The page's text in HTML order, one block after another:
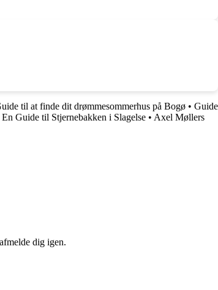
til at finde dit drømmesommerhus på Bogø • Guide
En Guide til Stjernebakken i Slagelse • Axel Møllers
dig igen.